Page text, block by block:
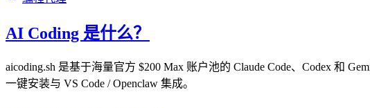
AI Coding 是什么？
aicoding.sh 是基于海量官方 $200 Max 账户池的 Claude Code、Codex 和
一键安装与 VS Code / Openclaw 集成。